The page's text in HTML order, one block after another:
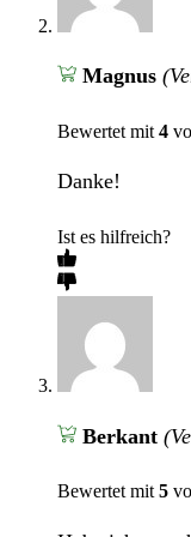
Magnus
Bewertet mit 4
Danke!
Ist es hilfreich?
Berkant
Bewertet mit5